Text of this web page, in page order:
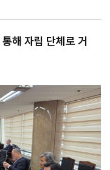
해 자립 단체로 거